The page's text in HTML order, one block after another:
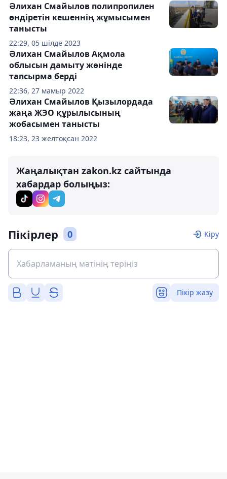
22:29, 05 шілде 2023
Әлихан Смайылов полипропилен
өндіретін кешеннің жұмысымен
танысты
22:36, 27 мамыр 2022
Әлихан Смайылов Ақмола
облысын дамыту жөнінде
тапсырма берді
18:23, 23 желтоқсан 2022
Әлихан Смайылов Қызылордада
жаңа ЖЭО құрылысының
жобасымен танысты
Жаңалықтан zakon.kz сайтында
хабардар болыңыз:
Пікірлер 0 Кіру
Пікір жазу